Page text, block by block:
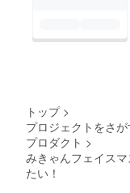
トップ >
プロジェクトをさが
プロダクト >
みきゃんフェイス
たい！